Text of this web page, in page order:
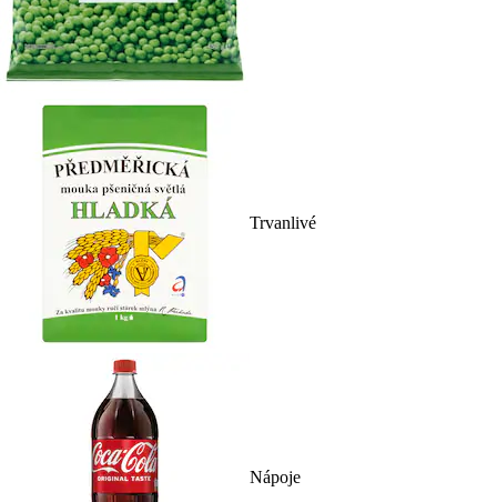
Trvanlivé
Nápoje